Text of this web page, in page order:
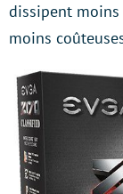
dissipent moins
moins